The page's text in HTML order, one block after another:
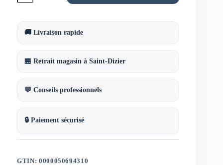
jaune
bismuth
14ml
série
🚚 Livraison rapide
🏪 Retrait magasin à Saint-Dizier
💬 Conseils professionnels
🔒 Paiement sécurisé
GTIN: 0000050694310